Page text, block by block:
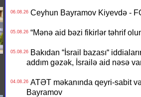
06.08.26Ceyhun Bayramov Kiyevdə -
05.08.26“Mənə aid bəzi fikirlər təhrif
05.08.26Bakıdan “İsrail bazası“
addım gəzək, İsrailə aid nəsə
04.08.26ATƏT məkanında qeyri-sabit
Bayramov